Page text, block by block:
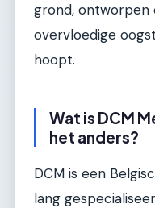
grond, ontworpen
overvloedige
hoopt.
Wat is DCM
het anders?
DCM is een
lang